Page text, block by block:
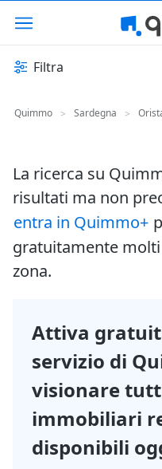
Filtra
Quimmo > Sardegna >
La ricerca su
risultati ma non
entra in Quimmo+
gratuitamente
zona.
Attiva
servizio di
visionare
immobiliari
disponibili